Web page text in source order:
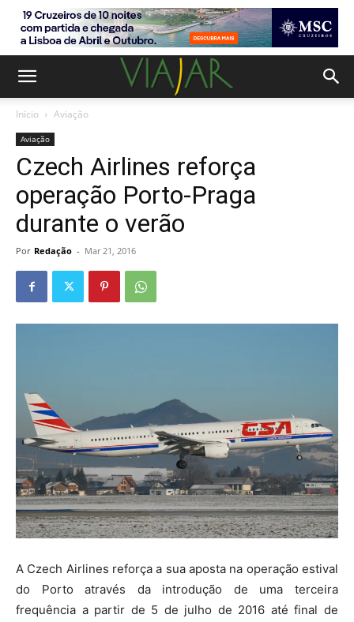
Início Aviação
Aviação
Czech Airlines reforça
operação Porto-Praga
durante o verão
Por Redação - Mar 21, 2016
A Czech Airlines reforça a sua aposta na operação estival
do Porto através da introdução de uma terceira
frequência a partir de 5 de julho de 2016 até final de